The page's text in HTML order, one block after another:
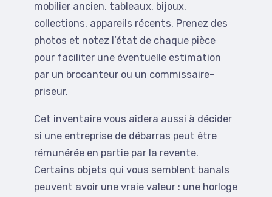
mobilier ancien, tableaux, bijoux,
collections, appareils récents. Prenez des
photos et notez l’état de chaque pièce
pour faciliter une éventuelle estimation
par un brocanteur ou un commissaire-
priseur.
Cet inventaire vous aidera aussi à décider
si une entreprise de débarras peut être
rémunérée en partie par la revente.
Certains objets qui vous semblent banals
peuvent avoir une vraie valeur : une horloge